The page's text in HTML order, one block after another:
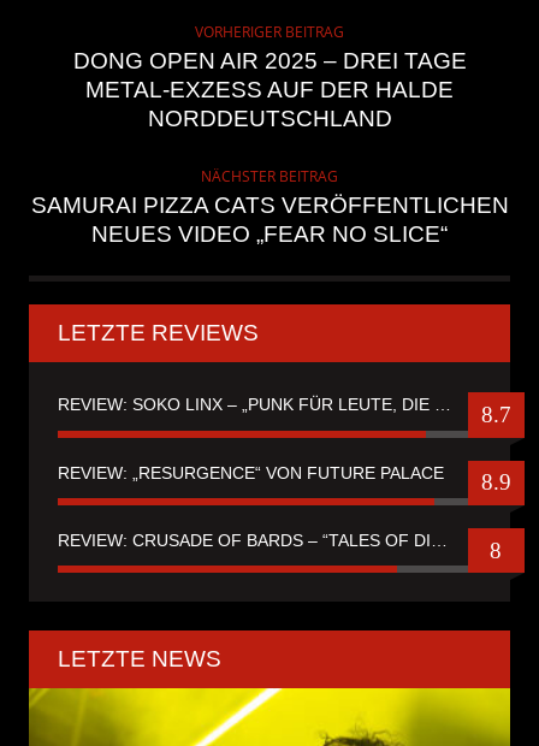
VORHERIGER BEITRAG
DONG OPEN AIR 2025 – DREI TAGE
METAL-EXZESS AUF DER HALDE
NORDDEUTSCHLAND
NÄCHSTER BEITRAG
SAMURAI PIZZA CATS VERÖFFENTLICHEN
NEUES VIDEO „FEAR NO SLICE“
LETZTE REVIEWS
REVIEW: SOKO LINX – „PUNK FÜR LEUTE, DIE PUNK HASZEN“ 8.7
REVIEW: „RESURGENCE“ VON FUTURE PALACE 8.9
8
LETZTE NEWS